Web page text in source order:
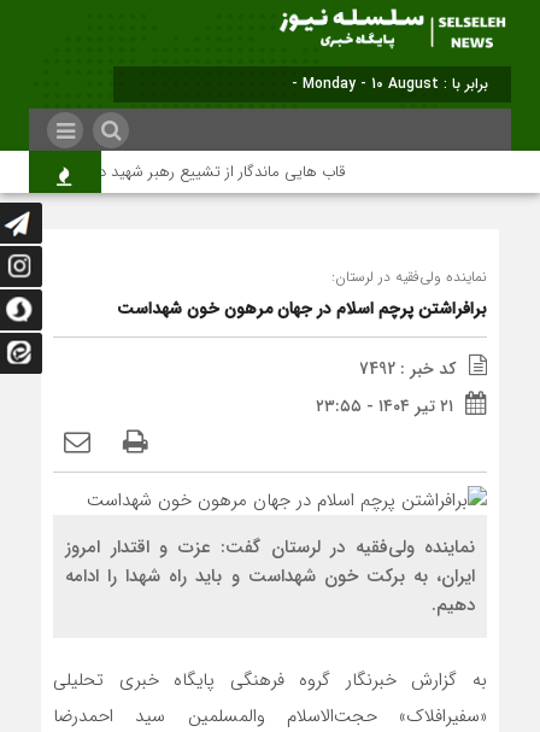
برابر با : Monday - 10 August - 2026
قاب هایی ماندگار از تشییع رهبر شهید در تهران
نماینده ولی‌فقیه در لرستان:
برافراشتن پرچم اسلام در جهان مرهون خون شهداست
کد خبر : 7492
۲۱ تیر ۱۴۰۴ - ۲۳:۵۵
نماینده ولی‌فقیه در لرستان گفت: عزت و اقتدار امروز
ایران، به برکت خون شهداست و باید راه شهدا را ادامه
دهیم.
به گزارش خبرنگار گروه فرهنگی پایگاه خبری تحلیلی
«سفیرافلاک» حجت‌الاسلام والمسلمین سید احمدرضا